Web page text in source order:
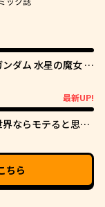
ダム 水星の魔女 青
最新UP!
界ならモテると思っ
ちら